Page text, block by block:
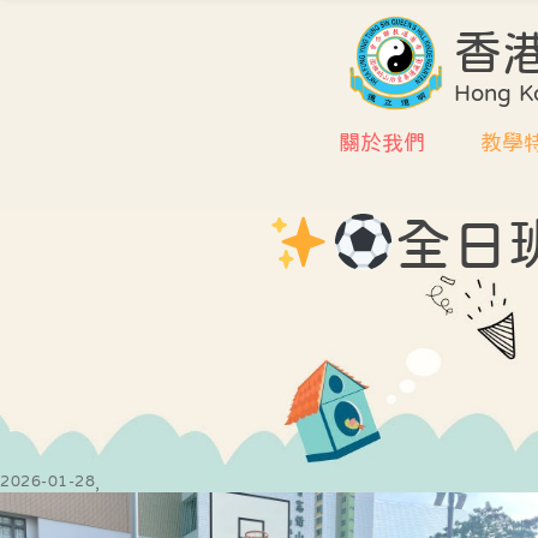
香
Hong
關於我們
學校簡介
環境及設施
行政架構
教師編制
教學
課
評估
協作
質素
式學
全日
2026-01-28